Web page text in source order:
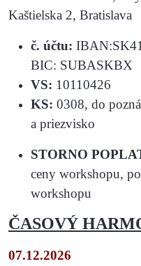
Kaštielska 2, Bratislava
č. účtu:
BIC: SUBASKBX
VS: 10110426
KS: 0308, do
a priezvisko
STORNO
ceny workshopu,
workshopu
ČASOVÝ
07.12.2026